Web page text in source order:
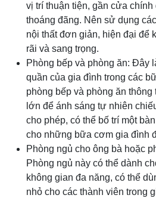
vị trí thuận tiện, gần cửa chính
thoáng đãng. Nên sử dụng
nội thất đơn giản, hiện đại để
rãi và sang trọng.
Phòng bếp và phòng ăn: Đây
quần của gia đình trong các
phòng bếp và phòng ăn
lớn để ánh sáng tự nhiên
cho phép, có thể bố trí một
cho những bữa cơm gia đình
Phòng ngủ cho ông bà hoặc
Phòng ngủ này có thể dành
không gian đa năng, có thể
nhỏ cho các thành viên trong